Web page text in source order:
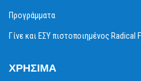
Προγράμματα
Γίνε και ΕΣΥ πιστοποιημένος Radical
ΧΡΉΣΙΜΑ